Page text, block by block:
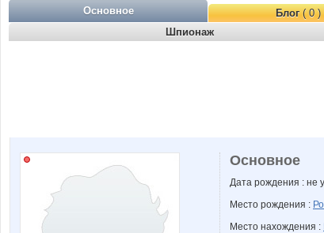
Основное Блог( 0 )
Шпионаж
Основное
Дата рождения : не
Место рождения :
Место нахождения :